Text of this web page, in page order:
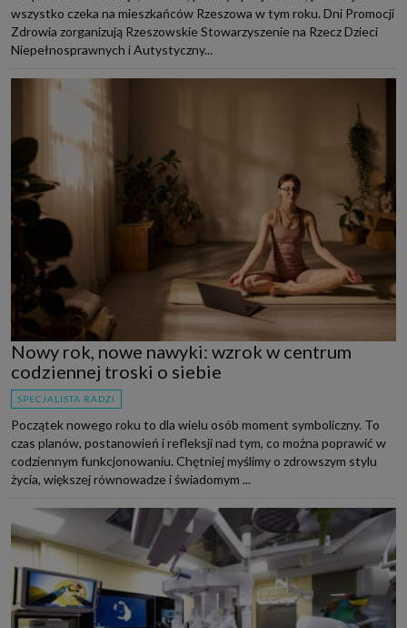
wszystko czeka na mieszkańców Rzeszowa w tym roku. Dni Promocji
Zdrowia zorganizują Rzeszowskie Stowarzyszenie na Rzecz Dzieci
Niepełnosprawnych i Autystyczny...
Nowy rok, nowe nawyki: wzrok w centrum
codziennej troski o siebie
SPECJALISTA RADZI
Początek nowego roku to dla wielu osób moment symboliczny. To
czas planów, postanowień i refleksji nad tym, co można poprawić w
codziennym funkcjonowaniu. Chętniej myślimy o zdrowszym stylu
życia, większej równowadze i świadomym ...